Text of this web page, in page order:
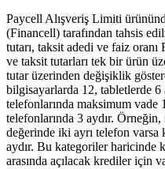
Paycell Alışveriş Limiti
(Financell) tarafından tahsis
tutarı, taksit adedi ve faiz
ve taksit tutarları tek bir ürün
tutar üzerinden değişiklik
bilgisayarlarda 12, tabletlerde
telefonlarında maksimum
telefonlarında 3 aydır.
değerinde iki ayrı telefon
aydır. Bu kategoriler
arasında açılacak krediler için